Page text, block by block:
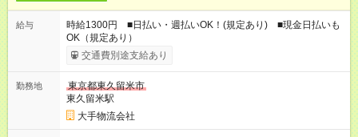
給与
時給1300円 ■日払い・週払いOK！(規定あり) ■現金日払いも
OK（規定あり）
交通費別途支給あり
勤務地
東京都東久留米市
東久留米駅
大手物流会社